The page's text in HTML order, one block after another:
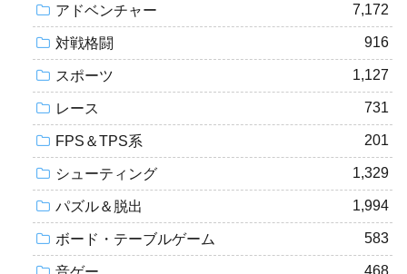
アドベンチャー 7,172
対戦格闘 916
スポーツ 1,127
レース 731
FPS＆TPS系 201
シューティング 1,329
パズル＆脱出 1,994
ボード・テーブルゲーム 583
468